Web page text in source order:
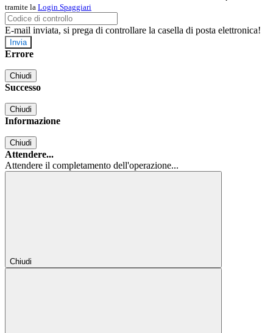
tramite la Login Spaggiari
E-mail inviata, si prega di controllare la casella di posta elettronica!
Errore
Chiudi
Successo
Chiudi
Informazione
Chiudi
Attendere...
Attendere il completamento dell'operazione...
Chiudi